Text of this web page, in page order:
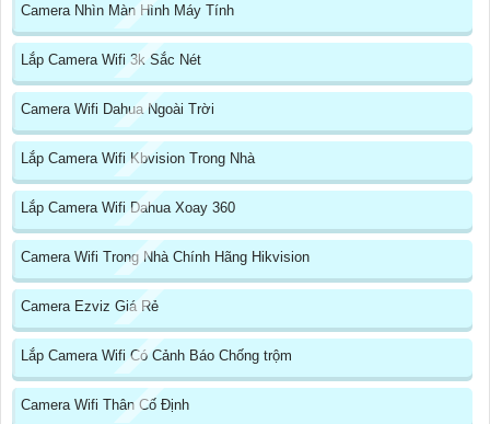
Camera Nhìn Màn Hình Máy Tính
Lắp Camera Wifi 3k Sắc Nét
Camera Wifi Dahua Ngoài Trời
Lắp Camera Wifi Kbvision Trong Nhà
Lắp Camera Wifi Dahua Xoay 360
Camera Wifi Trong Nhà Chính Hãng Hikvision
Camera Ezviz Giá Rẻ
Lắp Camera Wifi Có Cảnh Báo Chống trộm
Camera Wifi Thân Cố Định